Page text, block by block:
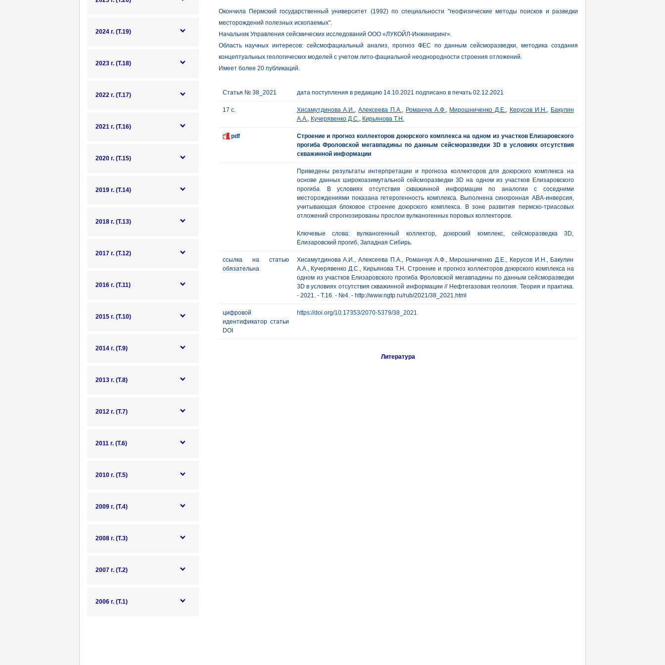
2024 г. (Т.19)
2023 г. (Т.18)
2022 г. (Т.17)
2021 г. (Т.16)
2020 г. (Т.15)
2019 г. (Т.14)
2018 г. (Т.13)
2017 г. (Т.12)
2016 г. (Т.11)
2015 г. (Т.10)
2014 г. (Т.9)
2013 г. (Т.8)
2012 г. (Т.7)
2011 г. (Т.6)
2010 г. (Т.5)
2009 г. (Т.4)
2008 г. (Т.3)
2007 г. (Т.2)
2006 г. (Т.1)
Окончила Пермский государственный университет (1992) по специальности "геофизические методы поисков и разведки
месторождений полезных ископаемых".
Начальник Управления сейсмических исследований ООО «ЛУКОЙЛ-Инжиниринг».
Область научных интересов: сейсмофациальный анализ, прогноз ФЕС по данным сейсморазведки, методика создания
концептуальных геологических моделей с учетом лито-фациальной неоднородности строения отложений.
Имеет более 20 публикаций.
Статья № 38_2021 дата поступления в редакцию 14.10.2021 подписано в печать 02.12.2021
17 с. Хисамутдинова А.И.,Алексеева П.А., Романчук А.Ф., Мирошниченко Д.Е., Керусов И.Н., Бакулин
А.А., Кучерявенко Д.С., Кирьянова Т.Н.
pdf
Строение и прогноз коллекторов доюрского комплекса на одном из участков Елизаровского
прогиба Фроловской мегавпадины по данным сейсморазведки 3D в условиях отсутствия
скважинной информации
Приведены результаты интерпретации и прогноза коллекторов для доюрского комплекса на
основе данных широкоазимутальной сейсморазведки 3D на одном из участков Елизаровского
прогиба. В условиях отсутствия скважинной информации по аналогии с соседними
месторождениями показана гетерогенность комплекса. Выполнена синхронная АВА-инверсия,
учитывающая блоковое строение доюрского комплекса. В зоне развития пермско-триасовых
отложений спрогнозированы прослои вулканогенных поровых коллекторов.
Ключевые слова: вулканогенный коллектор, доюрский комплекс, сейcморазведка 3D,
Елизаровский прогиб, Западная Сибирь.
ссылка на статью
обязательна
Хисамутдинова А.И., Алексеева П.А., Романчук А.Ф., Мирошниченко Д.Е., Керусов И.Н., Бакулин
А.А., Кучерявенко Д.С., Кирьянова Т.Н. Строение и прогноз коллекторов доюрского комплекса на
одном из участков Елизаровского прогиба Фроловской мегавпадины по данным сейсморазведки
3D в условиях отсутствия скважинной информации // Нефтегазовая геология. Теория и практика.
- 2021. - Т.16. - №4. - http://www.ngtp.ru/rub/2021/38_2021.html
цифровой
идентификатор статьи
DOI
https://doi.org/10.17353/2070-5379/38_2021
Литература